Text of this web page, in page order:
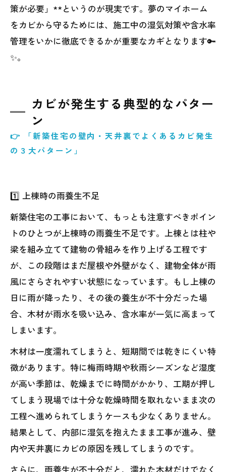
策が必要」**というのが現実です。夢のマイホーム
をカビから守るためには、施工中の湿気対策や含水率
管理をいかに徹底できるかが重要なカギとなります🔑
✨。
カビが発生する典型的なパター
ン
👉 「新築住宅の壁内・天井裏でよくあるカビ発生
の３大パターン」
1️⃣ 上棟時の雨養生不足
新築住宅の工事において、もっとも注意すべきポイン
トのひとつが上棟時の雨養生不足です。上棟とは柱や
梁を組み立てて建物の骨組みを作り上げる工程です
が、この段階はまだ屋根や外壁がなく、建物全体が雨
風にさらされやすい状態になっています。もし上棟の
日に雨が降ったり、その後の養生が不十分だった場
合、木材が雨水を吸い込み、含水率が一気に高まって
しまいます。
木材は一度濡れてしまうと、短期間では乾きにくい特
徴があります。特に梅雨時期や秋雨シーズンなど湿度
が高い季節は、乾燥までに時間がかかり、工期が押し
てしまう現場では十分な乾燥時間を取れないまま次の
工程へ進められてしまうケースも少なくありません。
結果として、内部に湿気を抱えたまま工事が進み、壁
内や天井裏にカビの原因を残してしまうのです。
さらに、雨養生が不十分だと、濡れた木材だけでなく